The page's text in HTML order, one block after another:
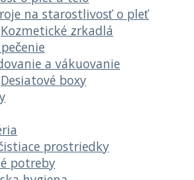
na starostlivosť o pleť
Kozmetické zrkadlá
a vákuovanie
Desiatové boxy
prostriedky
potreby